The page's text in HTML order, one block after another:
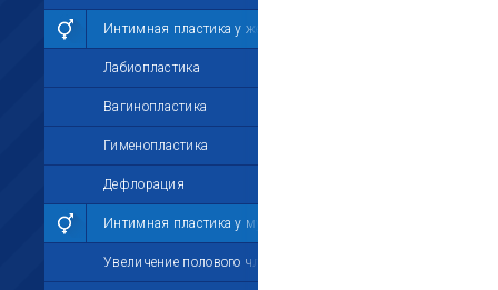
Интимная пластика у женщин
Лабиопластика
Вагинопластика
Гименопластика
Дефлорация
Интимная пластика у мужчин
Увеличение полового члена